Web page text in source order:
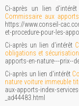
Ci-après un lien
Commissaire aux
https://www.conseil-
et-procedure-pour-les-
Ci-après un lien d'intérêt
obligations et sécurisation
apports-en-nature---prix--
Ci-après un lien d'intérêt
nature voiture immeuble
aux-apports-index-
_ad44483.html